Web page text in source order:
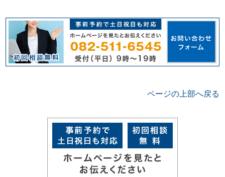
ページの上部へ戻る